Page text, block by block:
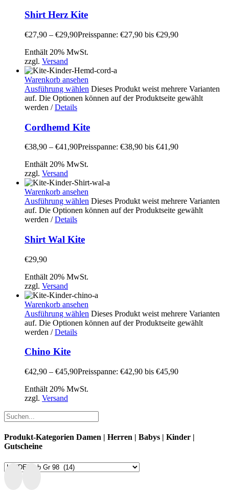
Shirt Herz Kite
€27,90 – €29,90Preisspanne: €27,90 bis €29,90
Enthält 20% MwSt.
zzgl. Versand
Warenkorb ansehen
Ausführung wählen Dieses Produkt weist mehrere Varianten
auf. Die Optionen können auf der Produktseite gewählt
werden / Details
Cordhemd Kite
€38,90 – €41,90Preisspanne: €38,90 bis €41,90
Enthält 20% MwSt.
zzgl. Versand
Warenkorb ansehen
Ausführung wählen Dieses Produkt weist mehrere Varianten
auf. Die Optionen können auf der Produktseite gewählt
werden / Details
Shirt Wal Kite
€29,90
Enthält 20% MwSt.
zzgl. Versand
Warenkorb ansehen
Ausführung wählen Dieses Produkt weist mehrere Varianten
auf. Die Optionen können auf der Produktseite gewählt
werden / Details
Chino Kite
€42,90 – €45,90Preisspanne: €42,90 bis €45,90
Enthält 20% MwSt.
zzgl. Versand
Produkt-Kategorien Damen | Herren | Babys | Kinder |
Gutscheine